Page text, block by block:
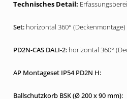
horizontal 360° (Deckenmontage)
horizontal 360°